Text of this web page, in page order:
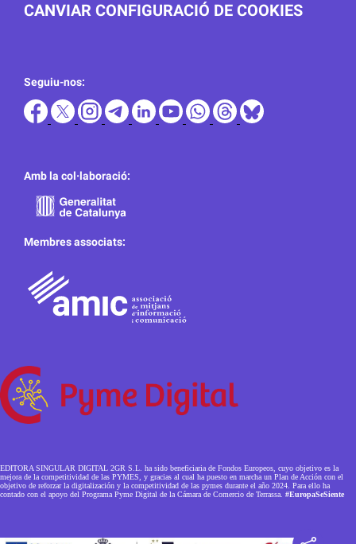
CANVIAR CONFIGURACIÓ DE COOKIES
Seguiu-nos:
Amb la col·laboració:
Membres associats:
EDITORA SINGULAR DIGITAL 2GR S.L. ha sido beneficiaria de Fondos Europeos, cuyo objetivo es la
mejora de la competitividad de las PYMES, y gracias al cual ha puesto en marcha un Plan de Acción con el
objetivo de reforzar la digitalización y la competitividad de las pymes durante el año 2024. Para ello ha
contado con el apoyo del Programa Pyme Digital de la Cámara de Comercio de Terrassa. #EuropaSeSiente